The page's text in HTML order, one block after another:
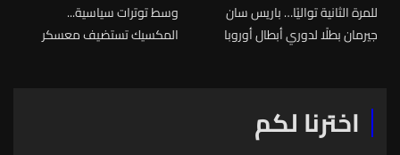
للمرة الثانية تواليًا… باريس سان
جيرمان بطلًا لدوري أبطال أوروبا
وسط توترات سياسية...
المكسيك تستضيف معسكر
اخترنا لكم